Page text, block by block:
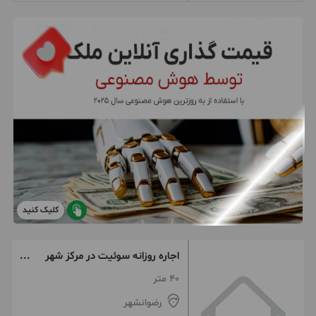
کلیک کنید
اجاره روزانه سوئیت در مرکز شهر
رضوانشهر40 متر
رضوانشهر